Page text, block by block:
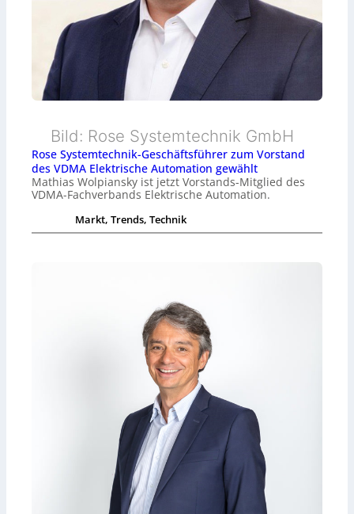
Bild: Rose Systemtechnik GmbH
Rose Systemtechnik-Geschäftsführer zum Vorstand
des VDMA Elektrische Automation gewählt
Mathias Wolpiansky ist jetzt Vorstands-Mitglied des
VDMA-Fachverbands Elektrische Automation.
Markt, Trends, Technik